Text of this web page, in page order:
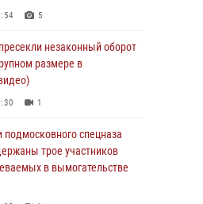
подозреваемых в
Росгвардии по
посвященное
региональной
ветеранов войск
5
незаконный оборот
размере в
1
подмосковного спецназа
трое участников
в вымогательстве